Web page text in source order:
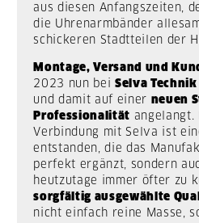
aus diesen Anfangszeiten,
die Uhrenarmbänder
schickeren Stadtteilen der
Montage, Versand und
2023 nun bei Selva Technik
und damit auf einer neuen
Professionalität angelangt.
Verbindung mit Selva ist
entstanden, die das
perfekt ergänzt, sondern
heutzutage immer öfter zu
sorgfältig ausgewählte
nicht einfach reine Masse,